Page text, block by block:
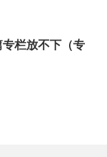
栏放不下 （专